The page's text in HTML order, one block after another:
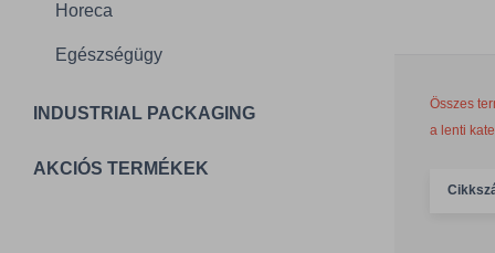
Horeca
Egészségügy
INDUSTRIAL PACKAGING
AKCIÓS TERMÉKEK
Összes
a lenti